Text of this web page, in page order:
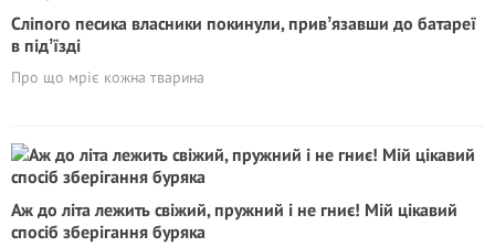
Cліпого песика власники покинули, привʼязавши до батареї
в підʼїзді
Про що мріє кожна тварина
Аж до літа лежить свіжий, пружний і не гниє! Мій цікавий
спосіб зберігання буряка